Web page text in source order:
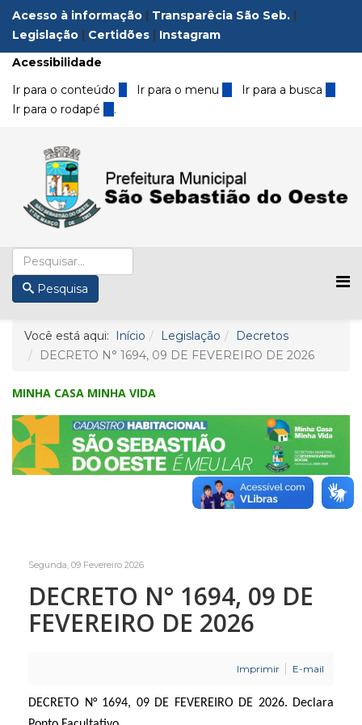
Acesso à informação | Transparêcia São Seb. |
Legislação | Certidões | Instagram
Acessibilidade
Ir para o conteúdo 1 Ir para o menu 2 Ir para a busca3
Ir para o rodapé 4 .
Pesquisa
Você está aqui: Início Legislação
Decretos
DECRETO N° 1694, 09 DE FEVEREIRO DE 2026
MINHA CASA MINHA VIDA
Segunda, 09 Fevereiro 2026
DECRETO N° 1694, 09 DE
FEVEREIRO DE 2026
Imprimir E-mail
DECRETO N° 1694, 09 DE FEVEREIRO DE 2026. Declara